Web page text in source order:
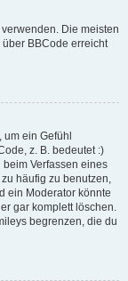
Die meisten
BBCode erreicht
ein Gefühl
z. B. bedeutet :)
Verfassen eines
häufig zu benutzen,
ein Moderator könnte
gar komplett löschen.
begrenzen, die du